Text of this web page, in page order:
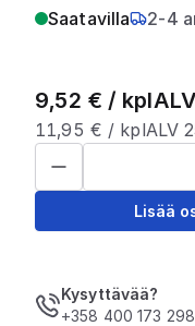
Saatavilla 2-4
9,52 € / kpl
11,95 € / kplALV
Lisää
Kysyttävää?
+358 400 173 298